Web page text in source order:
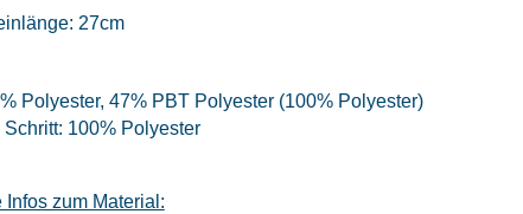
27cm
Polyester, 47% PBT Polyester (100% Polyester)
100% Polyester
Infos zum Material: